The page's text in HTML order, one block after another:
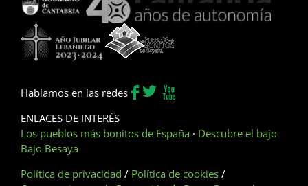
Hablamos en las redes
ENLACES DE INTERÉS
Los pueblos más bonitos de España · Descubre el bajo
Bajo Besaya
Política de privacidad / Política de cookies /